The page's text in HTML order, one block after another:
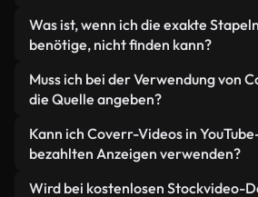
generierten Videos. Jedes
beschriftet, sodass Sie immer
verwenden.
Nicht, wenn Sie unsere
wählen. Wir bieten schlanke,
wurden – so bleibt die Qualität
gleichzeitig die Ladezeiten
Kennzahlen wie LCP verbessert
Was ist, wenn ich die exakte
benötige, nicht finden kann?
Mit Coverr AI Studio erstellen
Handumdrehen ein solches
Sonnenuntergang" – und das
innerhalb von Sekunden ein
Sie, das unseren
Muss ich bei der Verwendung von
die Quelle angeben?
Eine Namensnennung ist nicht
Videos in unserer Stockbibliothek
verwendet werden – wir freuen
Kann ich Coverr-Videos in
bezahlten Anzeigen verwenden?
Ja. Sämtliches Stockmaterial
Wird bei kostenlosen Stockvideo-